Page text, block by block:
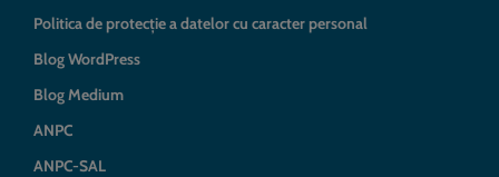
Politica de protecție a datelor cu caracter personal
Blog WordPress
Blog Medium
ANPC
ANPC-SAL